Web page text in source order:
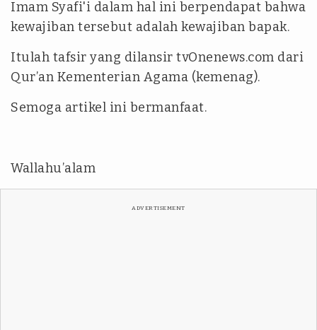
Imam Syafi'i dalam hal ini berpendapat bahwa
kewajiban tersebut adalah kewajiban bapak.
Itulah tafsir yang dilansir tvOnenews.com dari
Qur’an Kementerian Agama (kemenag).
Semoga artikel ini bermanfaat.
Wallahu’alam
ADVERTISEMENT